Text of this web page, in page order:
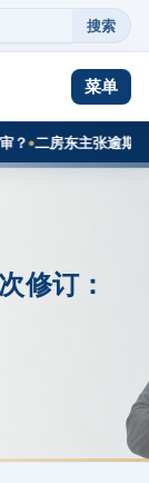
搜索
菜单
二房东主张逾期腾房
修订：